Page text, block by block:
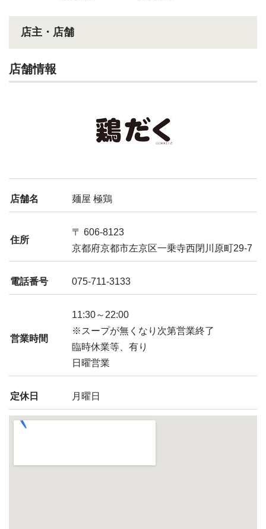
店主・店舗
店舗情報
店舗名 麺屋 極鶏
住所
〒 606-8123
京都府京都市左京区一乗寺西閉川原町29-7
電話番号 075-711-3133
営業時間
11:30～22:00
※スープが無くなり次第営業終了
臨時休業等、有り
日曜営業
定休日 月曜日